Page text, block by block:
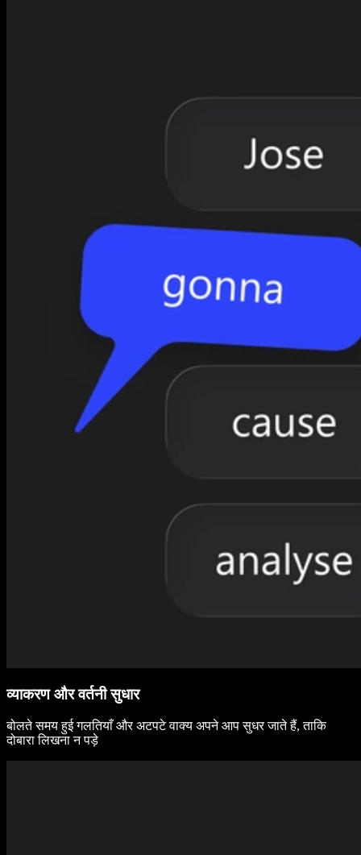
व्याकरण और वर्तनी सुधार
बोलते समय हुई गलतियाँ और अटपटे वाक्य अपने आप सुधर जाते हैं, ताकि
दोबारा लिखना न पड़े